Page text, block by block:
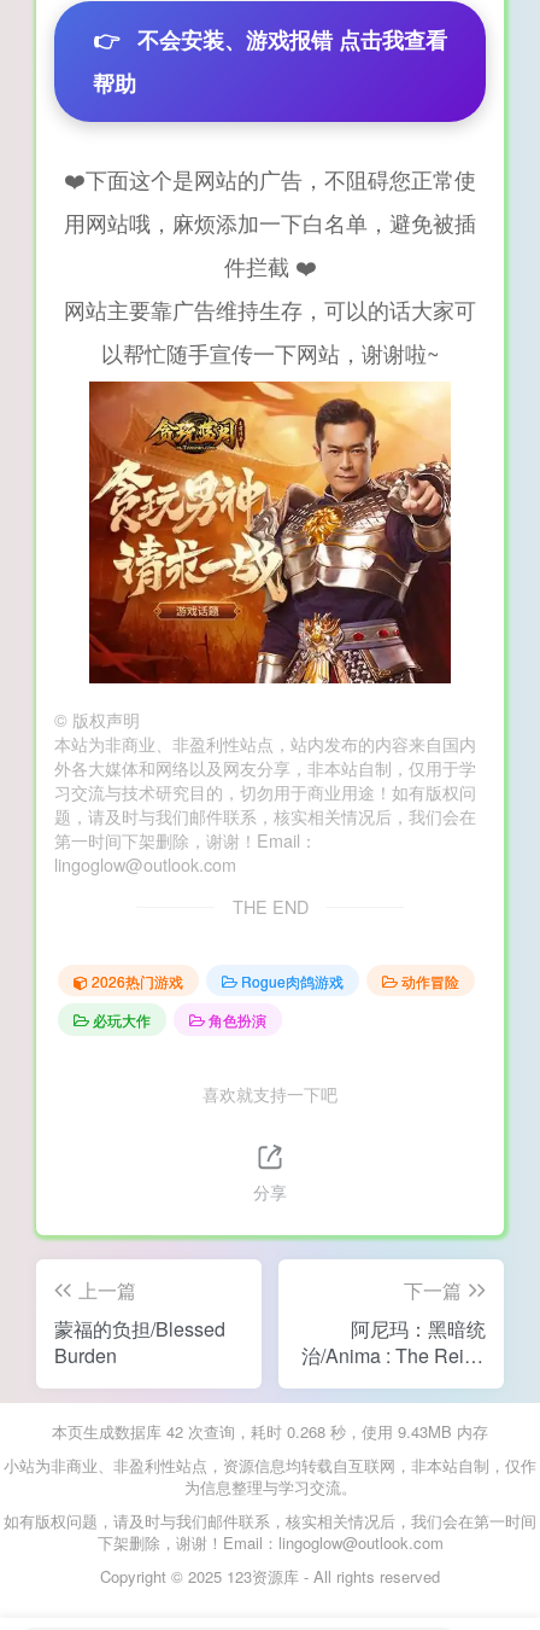
👉 不会安装、游戏报错 点击我查看
帮助
❤️下面这个是网站的广告，不阻碍您正常使
用网站哦，麻烦添加一下白名单，避免被插
件拦截 ❤️
网站主要靠广告维持生存，可以的话大家可
以帮忙随手宣传一下网站，谢谢啦~
© 版权声明
本站为非商业、非盈利性站点，站内发布的内容来自国内
外各大媒体和网络以及网友分享，非本站自制，仅用于学
习交流与技术研究目的，切勿用于商业用途！如有版权问
题，请及时与我们邮件联系，核实相关情况后，我们会在
第一时间下架删除，谢谢！Email：
lingoglow@outlook.com
THE END
2026热门游戏 Rogue肉鸽游戏
动作冒险
必玩大作
角色扮演
喜欢就支持一下吧
分享
上一篇
蒙福的负担/Blessed
Burden
下一篇
阿尼玛：黑暗统
治/Anima : The Reign
of Darkness
本页生成数据库 42 次查询，耗时 0.268 秒，使用 9.43MB 内存
小站为非商业、非盈利性站点，资源信息均转载自互联网，非本站自制，仅作
为信息整理与学习交流。
如有版权问题，请及时与我们邮件联系，核实相关情况后，我们会在第一时间
下架删除，谢谢！Email：lingoglow@outlook.com
Copyright © 2025 123资源库 - All rights reserved